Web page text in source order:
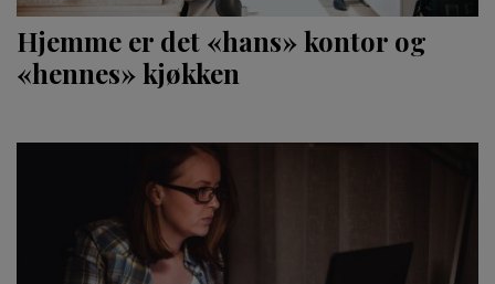
Hjemme er det «hans» kontor og
«hennes» kjøkken